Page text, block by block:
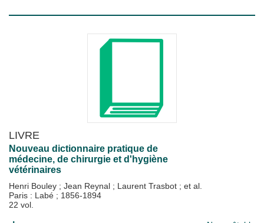
LIVRE
Nouveau dictionnaire pratique de
médecine, de chirurgie et d'hygiène
vétérinaires
Henri Bouley ; Jean Reynal ; Laurent Trasbot ; et al.
Paris : Labé ; 1856-1894
22 vol.